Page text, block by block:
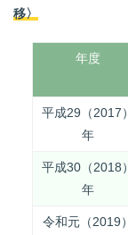
移〉
年度
平成29（2017）
年
平成30（2018）
年
令和元（2019）